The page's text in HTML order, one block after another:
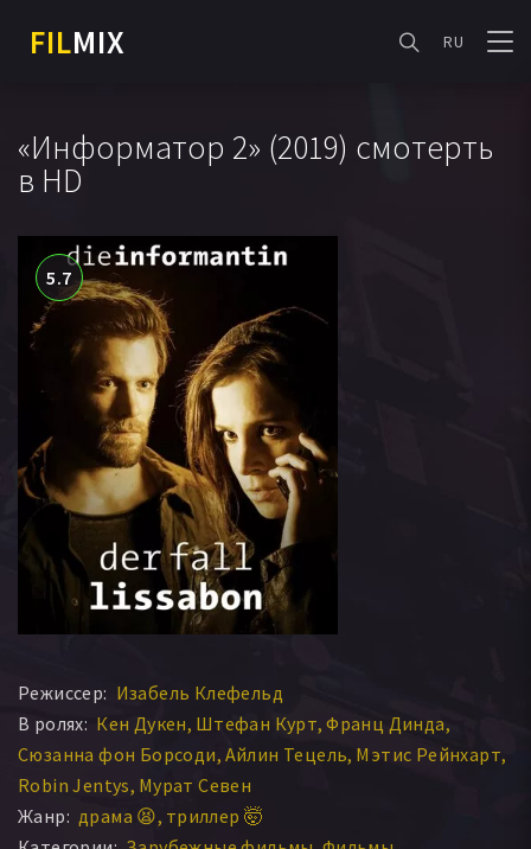
FILMIX RU
«Информатор 2» (2019) смотерть
в HD
5.7
Режиссер: Изабель Клефельд
В ролях: Кен Дукен Штефан Курт Франц Динда
Сюзанна фон Борсоди Айлин Тецель Мэтис Рейнхарт
Robin Jentys Мурат Севен
Жанр: драма 😫 триллер 🤯